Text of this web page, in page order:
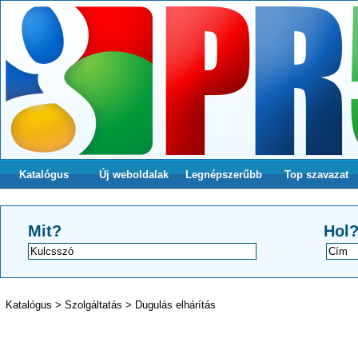
Katalógus Új weboldalak Legnépszerűbb Top szavazat
Mit? Hol?
Katalógus > Szolgáltatás > Dugulás elhárítás